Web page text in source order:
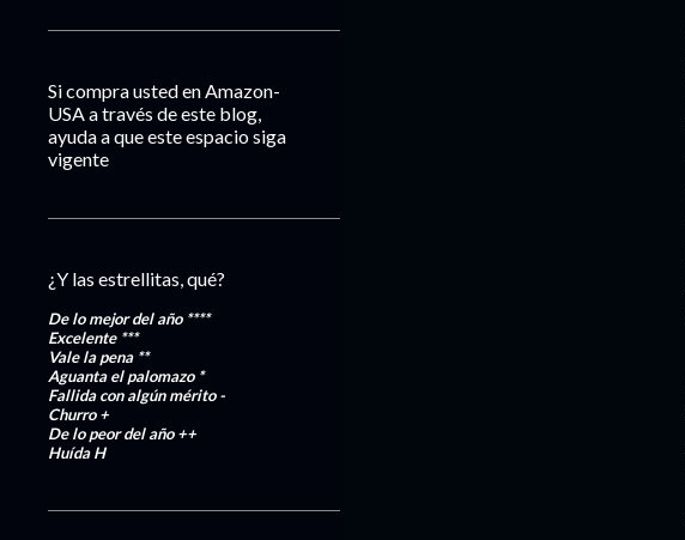
Si compra usted en Amazon-
USA a través de este blog,
ayuda a que este espacio siga
vigente
¿Y las estrellitas, qué?
De lo mejor del año ****
Excelente***
Vale la pena **
Aguanta el palomazo *
Fallida con algún mérito-
Churro+
De lo peor del año++
HuídaH